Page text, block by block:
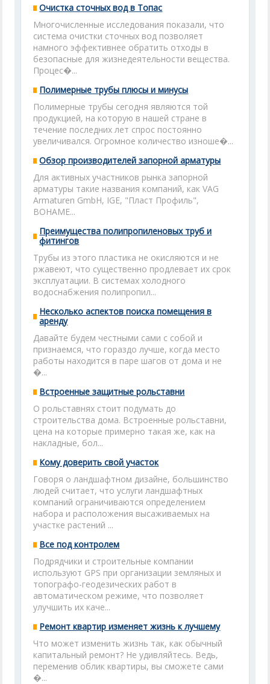
Очистка сточных вод в Топас
Многочисленные исследования показали, что
система очистки сточных вод позволяет
намного эффективнее обратить отходы в
безопасные для жизнедеятельности вещества.
Процес�...
Полимерные трубы плюсы и минусы
Полимерные трубы сегодня являются той
продукцией, на которую в нашей стране в
течение последних лет спрос постоянно
увеличивался. Огромное количество изноше�...
Обзор производителей запорной арматуры
Для активных участников рынка запорной
арматуры такие названия компаний, как VAG
Armaturen GmbH, IGE, "Пласт Профиль",
BOHAME...
Преимущества полипропиленовых труб и
фитингов
Трубы из этого пластика не окисляются и не
ржавеют, что существенно продлевает их срок
эксплуатации. В системах холодного
водоснабжения полипропил...
Несколько аспектов поиска помещения в
аренду
Давайте будем честными сами с собой и
признаемся, что гораздо лучше, когда место
работы находится в паре шагов от дома и не
�...
Встроенные защитные рольставни
О рольставнях стоит подумать до
строительства дома. Встроенные рольставни,
цена на которые примерно такая же, как на
накладные, бол...
Кому доверить свой участок
Говоря о ландшафтном дизайне, большинство
людей считает, что услуги ландшафтных
компаний ограничиваются определением
набора и расположения высаживаемых на
участке растений ...
Все под контролем
Подрядчики и строительные компании
используют GPS при организации земляных и
топографо-геодезических работ в
автоматическом режиме, что позволяет
улучшить их каче...
Ремонт квартир изменяет жизнь к лучшему
Что может изменить жизнь так, как обычный
капитальный ремонт? Не удивляйтесь. Ведь,
переменив облик квартиры, вы сможете сами
�...